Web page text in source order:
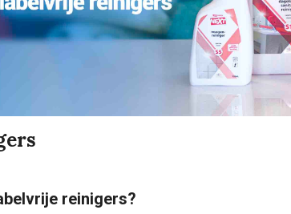
reinigers?